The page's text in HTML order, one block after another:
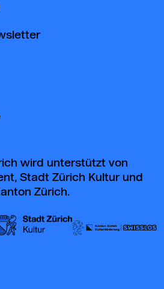
wird unterstützt von
Stadt Zürich Kultur und
Zürich.